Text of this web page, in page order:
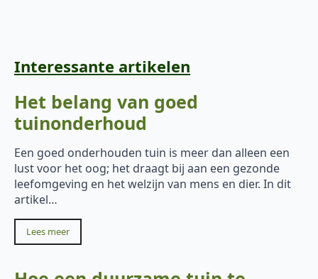
Interessante artikelen
Het belang van goed
tuinonderhoud
Een goed onderhouden tuin is meer dan alleen een
lust voor het oog; het draagt bij aan een gezonde
leefomgeving en het welzijn van mens en dier. In dit
artikel…
Lees meer